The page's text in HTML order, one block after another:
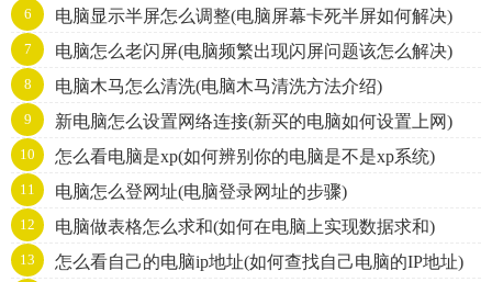
器的电脑)
6 电脑显示半屏怎么调整(电脑屏幕卡死半屏如何解决)
7 电脑怎么老闪屏(电脑频繁出现闪屏问题该怎么解决)
8 电脑木马怎么清洗(电脑木马清洗方法介绍)
9 新电脑怎么设置网络连接(新买的电脑如何设置上网)
10 怎么看电脑是xp(如何辨别你的电脑是不是xp系统)
11 电脑怎么登网址(电脑登录网址的步骤)
12 电脑做表格怎么求和(如何在电脑上实现数据求和)
13 怎么看自己的电脑ip地址(如何查找自己电脑的IP地址)